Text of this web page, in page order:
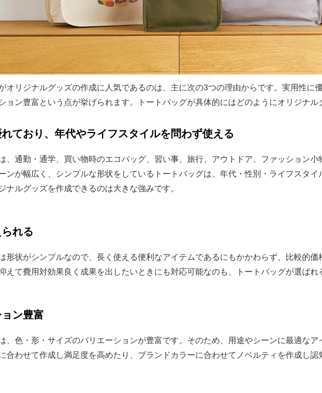
オリジナルグッズの作成に人気であるのは、主に次の3つの理由からです。実用性
ョン豊富という点が挙げられます。トートバッグが具体的にはどのようにオリジナ
ており、年代やライフスタイルを問わず使える
、通勤・通学、買い物時のエコバッグ、習い事、旅行、アウトドア、ファッション
ンが幅広く、シンプルな形状をしているトートバッグは、年代・性別・ライフスタ
ナルグッズを作成できるのは大きな強みです。
れる
形状がシンプルなので、長く使える便利なアイテムであるにもかかわらず、比較的
えて費用対効果良く成果を出したいときにも対応可能なのも、トートバッグが選ばれ
ン豊富
、色・形・サイズのバリエーションが豊富です。そのため、用途やシーンに最適な
合わせて作成し満足度を高めたり、ブランドカラーに合わせてノベルティを作成し